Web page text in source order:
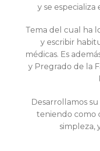
y se
Tema del cual ha
y escribir
médicas. Es
y Pregrado de la
​Desarrollamos
teniendo como
simpleza,